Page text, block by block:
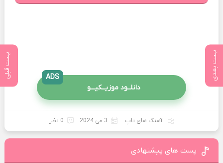
پست بعدی پست قبلی
دانلــود موزیــکیـــو
ADS
آهنگ های تاپ 3 می 2024 0 نظر
پست های پیشنهادی